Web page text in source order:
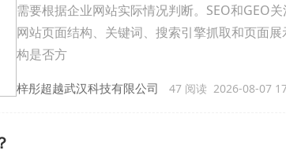
需要根据企业网站实际情况判断。SEO和GEO
网站页面结构、关键词、搜索引擎抓取和页面
构是否方
梓彤超越武汉科技有限公司 47 阅读 2026-08-07